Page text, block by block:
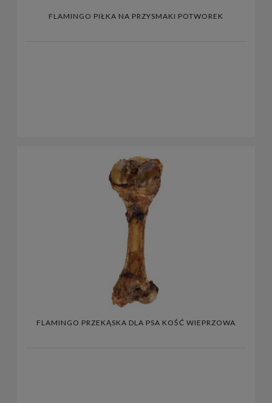
FLAMINGO PIŁKA NA PRZYSMAKI POTWOREK
FLAMINGO PRZEKĄSKA DLA PSA KOŚĆ WIEPRZOWA